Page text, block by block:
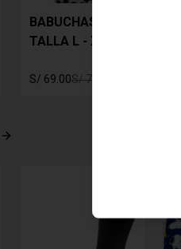
BABUCHAS
TALLA L - XL
S/ 69.00S/ 79.00